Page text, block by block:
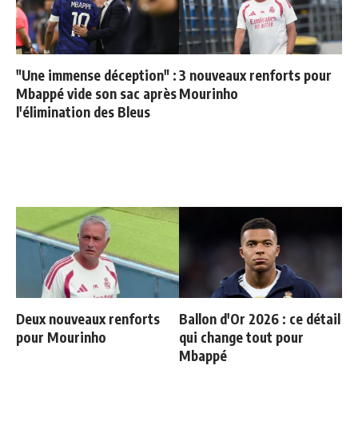
"Une immense déception" :
Mbappé vide son sac après
l'élimination des Bleus
3 nouveaux renforts pour
Mourinho
Deux nouveaux renforts
pour Mourinho
Ballon d'Or 2026 : ce détail
qui change tout pour
Mbappé